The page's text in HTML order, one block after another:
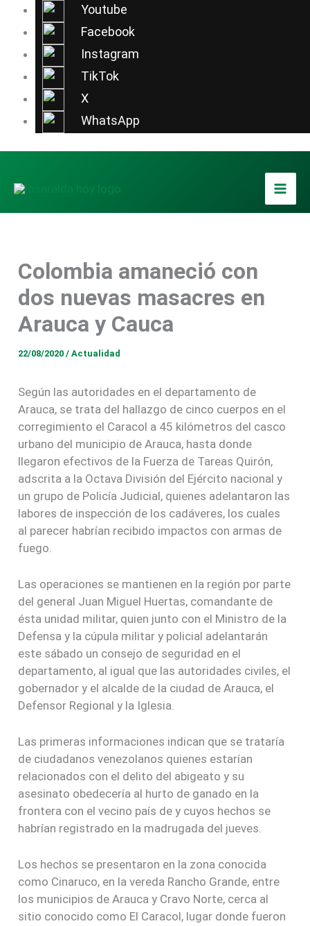
Youtube
Facebook
Instagram
TikTok
X
WhatsApp
contenido
Colombia amaneció con
dos nuevas masacres en
Arauca y Cauca
22/08/2020/Actualidad
Según las autoridades en el departamento de
Arauca, se trata del hallazgo de cinco cuerpos en el
corregimiento el Caracol a 45 kilómetros del casco
urbano del municipio de Arauca, hasta donde
llegaron efectivos de la Fuerza de Tareas Quirón,
adscrita a la Octava División del Ejército nacional y
un grupo de Policía Judicial, quienes adelantaron las
labores de inspección de los cadáveres, los cuales
al parecer habrían recibido impactos con armas de
fuego.
Las operaciones se mantienen en la región por parte
del general Juan Miguel Huertas, comandante de
ésta unidad militar, quien junto con el Ministro de la
Defensa y la cúpula militar y policial adelantarán
este sábado un consejo de seguridad en el
departamento, al igual que las autoridades civiles, el
gobernador y el alcalde de la ciudad de Arauca, el
Defensor Regional y la Iglesia.
Las primeras informaciones indican que se trataría
de ciudadanos venezolanos quienes estarían
relacionados con el delito del abigeato y su
asesinato obedecería al hurto de ganado en la
frontera con el vecino país de y cuyos hechos se
habrían registrado en la madrugada del jueves.
Los hechos se presentaron en la zona conocida
como Cinaruco, en la vereda Rancho Grande, entre
los municipios de Arauca y Cravo Norte, cerca al
sitio conocido como El Caracol, lugar donde fueron